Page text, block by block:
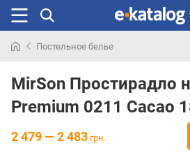
раньше
Постельное белье
MirSon Простирадло
Premium 0211 Cacao
2 479 — 2 483 грн.